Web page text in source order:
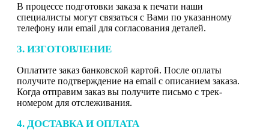
В процессе подготовки заказа к печати наши
специалисты могут связаться с Вами по указанному
телефону или email для согласования деталей.
3. ИЗГОТОВЛЕНИЕ
Оплатите заказ банковской картой. После оплаты
получите подтверждение на email с описанием заказа.
Когда отправим заказ вы получите письмо с трек-
номером для отслеживания.
4. ДОСТАВКА И ОПЛАТА